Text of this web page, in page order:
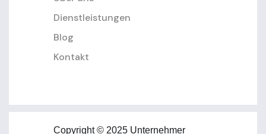
Dienstleistungen
Blog
Kontakt
Copyright © 2025 Unternehmer